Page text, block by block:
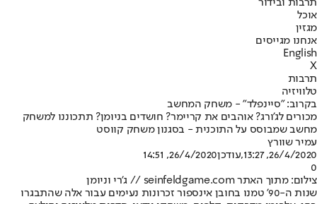
תרבות ובידור
אוכל
מגזין
אנחנו מגייסים
English
X
תרבות
טלוויזיה
בקרוב: "סיינפלד" - משחק המחשב
מכורים לג'ורג? אוהבים את קריימר? חושדים בניומן? תתכוננו למשחק
מחשב שמבוסס על התוכנית - בסגנון משחק קווסט
עמיר שוורץ
26/4/2020, 13:27
,עודכן26/4/2020, 14:51
0
צילום: מתוך האתר seinfeldgame.com // ג'רי וניומן
שנות ה-90' טמנו בחובן אינספור זכרונות נעימים עבור אלה שהתבגרו